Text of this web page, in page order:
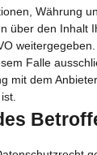
Währung
über den Inhalt
Falle
mit dem